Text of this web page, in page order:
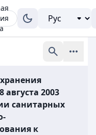
августа 2003
санитарных
к